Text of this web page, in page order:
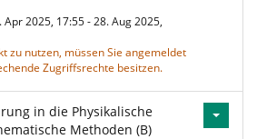
2025, 17:55 - 28. Aug 2025,
zu nutzen, müssen Sie angemeldet
Zugriffsrechte besitzen.
in die Physikalische
Methoden (B)